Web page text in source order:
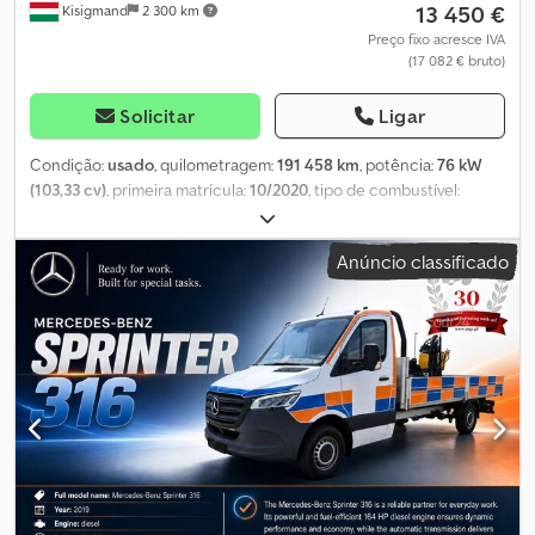
Número de proprietários: 1 Inspeção técnica (APK): válida até
02/2027 Número de chaves: 1 (1 comando à distância) Segurança
do produto Fabricante: Dani Autobedrijven B.V. Ootmarsumseweg
Kisigmand 2 300 km 13 450 €
Preço fixo acresce IVA
(17 082 € bruto)
Solicitar Ligar
Condição:usado, quilometragem:191 458 km, potência:76 kW
(103,33 cv), primeira matrícula:10/2020, tipo de combustível:
4x2, combustível:
tipo de engrenagem:mecânico, classe de emissão:Euro 6, Ano
de fabrico:2020, Equipamento: AdBlue, ar condicionado, =
Opções e acessórios adicionais = Djdpfxey N R Nuj Aiceck - Filtro
de partículas = Mais informações = Cabina: duplo Número de
cilindros: 4 Capacidade do motor: 2.287 cc Peso vazio: 2.135 kg
Capacidade de carga: 1.365 kg GVW: 3.500 kg Número de
proprietários: 1
Anúncio classificado